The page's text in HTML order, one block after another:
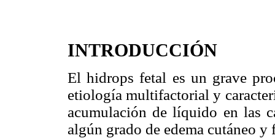
INTRODUCCIÓN
El hidrops fetal es un grave
etiología multifactorial y
acumulación de líquido en las
algún grado de edema cutáneo y